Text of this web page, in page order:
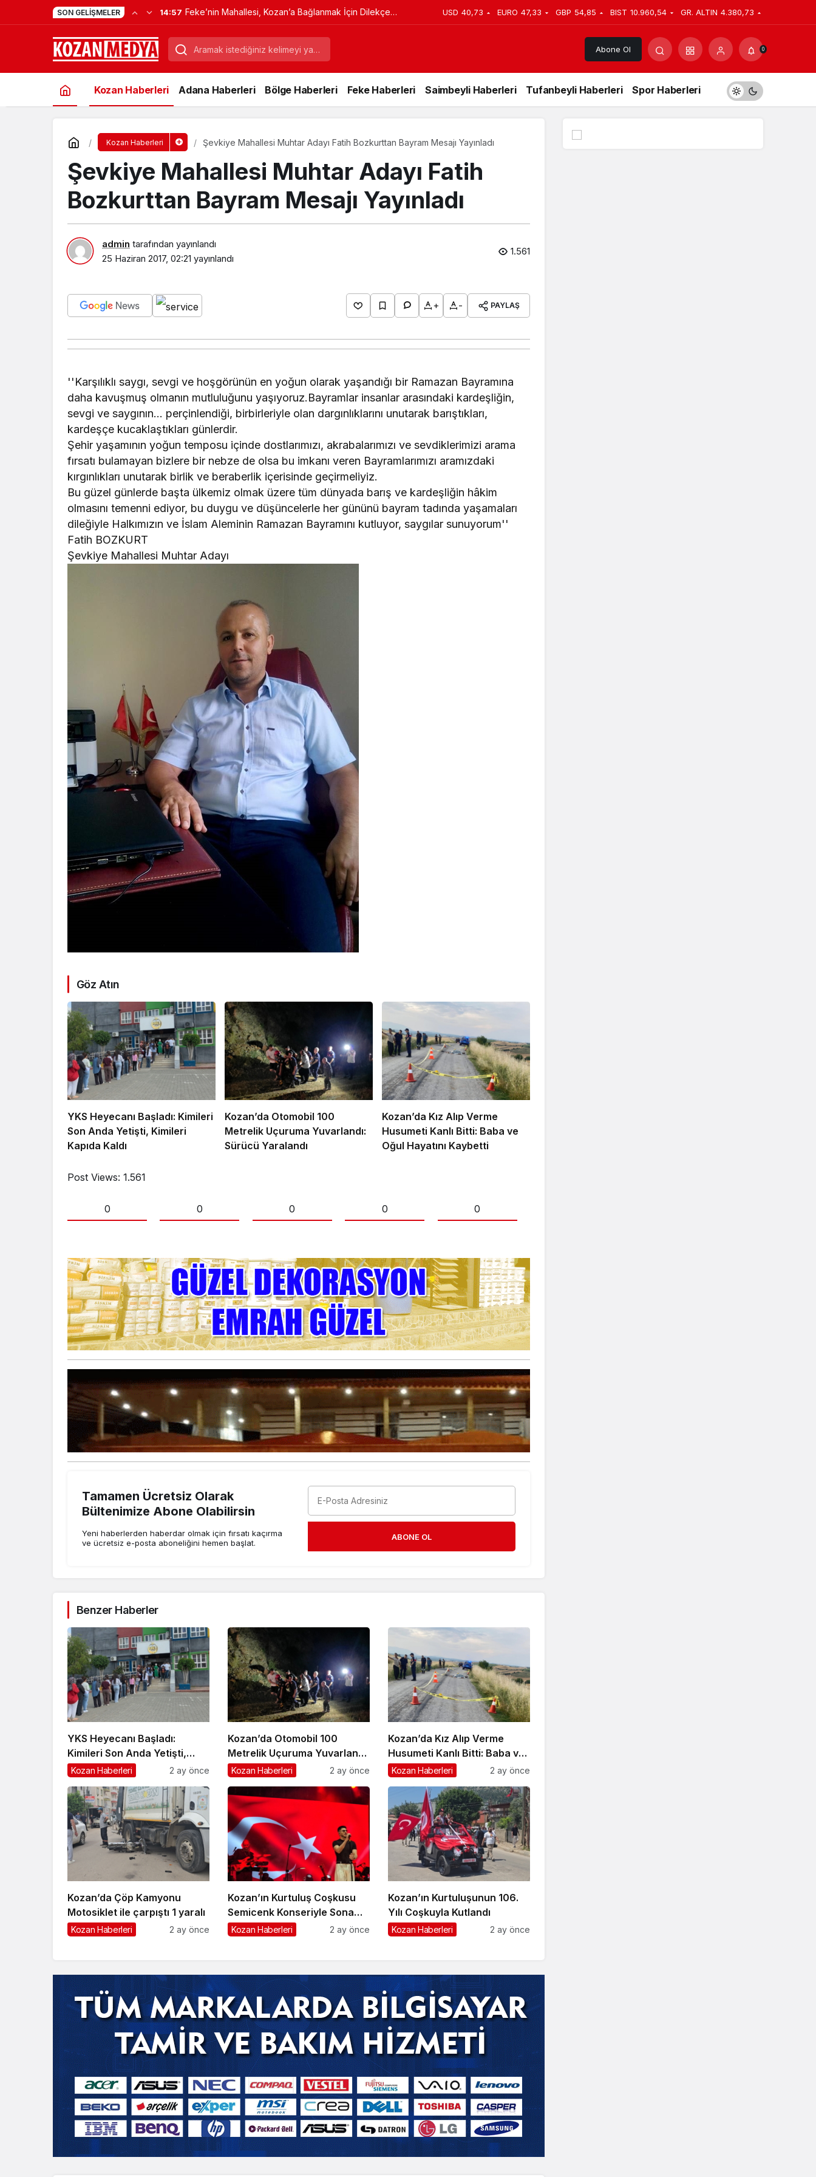
SON GELIŞMELER 14:57 Feke’nin Mahallesi, Kozan’a Bağlanmak İçin Dilekçe
Verdi
USD 40,73 EURO 47,33 GBP 54,85 BIST 10.960,54 GR. ALTIN 4.380,73
Abone Ol 0
Kozan Haberleri Adana Haberleri Bölge Haberleri Feke Haberleri Saimbeyli Haberleri Tufanbeyli Haberleri Spor Haberleri
Kozan Haberleri Şevkiye Mahallesi Muhtar Adayı Fatih Bozkurttan Bayram Mesajı Yayınladı
Şevkiye Mahallesi Muhtar Adayı Fatih
Bozkurttan Bayram Mesajı Yayınladı
admin tarafından yayınlandı
25 Haziran 2017, 02:21 yayınlandı
1.561
+ - PAYLAŞ
''Karşılıklı saygı, sevgi ve hoşgörünün en yoğun olarak yaşandığı bir Ramazan Bayramına
daha kavuşmuş olmanın mutluluğunu yaşıyoruz.Bayramlar insanlar arasındaki kardeşliğin,
sevgi ve saygının… perçinlendiği, birbirleriyle olan dargınlıklarını unutarak barıştıkları,
kardeşçe kucaklaştıkları günlerdir.
Şehir yaşamının yoğun temposu içinde dostlarımızı, akrabalarımızı ve sevdiklerimizi arama
fırsatı bulamayan bizlere bir nebze de olsa bu imkanı veren Bayramlarımızı aramızdaki
kırgınlıkları unutarak birlik ve beraberlik içerisinde geçirmeliyiz.
Bu güzel günlerde başta ülkemiz olmak üzere tüm dünyada barış ve kardeşliğin hâkim
olmasını temenni ediyor, bu duygu ve düşüncelerle her gününü bayram tadında yaşamaları
dileğiyle Halkımızın ve İslam Aleminin Ramazan Bayramını kutluyor, saygılar sunuyorum''
Fatih BOZKURT
Şevkiye Mahallesi Muhtar Adayı
Göz Atın
YKS Heyecanı Başladı: Kimileri
Son Anda Yetişti, Kimileri
Kapıda Kaldı
Kozan’da Otomobil 100
Metrelik Uçuruma Yuvarlandı:
Sürücü Yaralandı
Kozan’da Kız Alıp Verme
Husumeti Kanlı Bitti: Baba ve
Oğul Hayatını Kaybetti
Post Views: 1.561
0 0 0 0 0
Tamamen Ücretsiz Olarak
Bültenimize Abone Olabilirsin
Yeni haberlerden haberdar olmak için fırsatı kaçırma
ve ücretsiz e-posta aboneliğini hemen başlat.
ABONE OL
Benzer Haberler
YKS Heyecanı Başladı:
Kimileri Son Anda Yetişti,
Kimileri Kapıda Kaldı
Kozan Haberleri 2 ay önce
Kozan’da Otomobil 100
Metrelik Uçuruma Yuvarlandı:
Sürücü Yaralandı
Kozan Haberleri 2 ay önce
Kozan’da Kız Alıp Verme
Husumeti Kanlı Bitti: Baba ve
Oğul Hayatını Kaybetti
Kozan Haberleri 2 ay önce
Kozan’da Çöp Kamyonu
Motosiklet ile çarpıştı 1 yaralı
Kozan Haberleri 2 ay önce
Kozan’ın Kurtuluş Coşkusu
Semicenk Konseriyle Sona
Erdi
Kozan Haberleri 2 ay önce
Kozan’ın Kurtuluşunun 106.
Yılı Coşkuyla Kutlandı
Kozan Haberleri 2 ay önce